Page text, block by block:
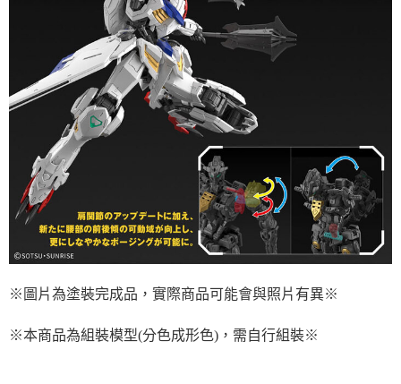
※圖片為塗裝完成品，實際商品可能會與照片有異※
※本商品為組裝模型(分色成形色)，需自行組裝※